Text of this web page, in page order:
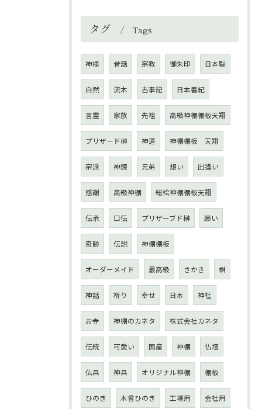
タグ Tags
神様 昔話 宗教 御朱印 日本製
自然 流木 古事記 日本書紀
言霊 家族 先祖 高級神棚棚板天翔
プリザード榊 神道 神棚棚板 天翔
宗派 神鏡 兄弟 想い 出逢い
感謝 高級神棚 総桧神棚棚板天翔
伝承 口伝 プリザーブド榊 願い
奇跡 伝説 神棚棚板
オーダーメイド 最高級 さかき 榊
神話 祈り 幸せ 日本 神社
お寺 神棚のカネタ 株式会社カネタ
伝統 可愛い 国産 神棚 仏壇
仏具 神具 オリジナル神棚 棚板
ひのき 木曾ひのき 工場用 会社用